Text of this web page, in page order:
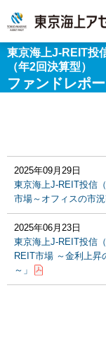
東京海上J-REIT投
（年2回決算型）
ファンドレポ
2025年09月29日
東京海上J-REIT投信
市場～オフィスの市況
2025年06月23日
東京海上J-REIT投信
REIT市場 ～金利上昇
～」